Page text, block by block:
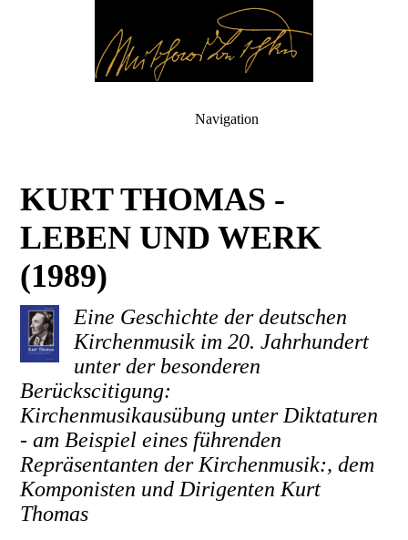
Navigation
KURT THOMAS -
LEBEN UND WERK
(1989)
Eine Geschichte der deutschen
Kirchenmusik im 20. Jahrhundert
unter der besonderen
Berückscitigung:
Kirchenmusikausübung unter Diktaturen
- am Beispiel eines führenden
Repräsentanten der Kirchenmusik:, dem
Komponisten und Dirigenten Kurt
Thomas